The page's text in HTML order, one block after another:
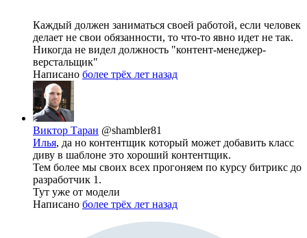
Каждый должен заниматься своей работой, если человек
делает не свои обязанности, то что-то явно идет не так.
Никогда не видел должность "контент-менеджер-
верстальщик"
Написано более трёх лет назад
Виктор Таран @shambler81
Илья, да но контентщик который может добавить класс
диву в шаблоне это хороший контентщик.
Тем более мы своих всех прогоняем по курсу битрикс до
разработчик 1.
Тут уже от модели
Написано более трёх лет назад